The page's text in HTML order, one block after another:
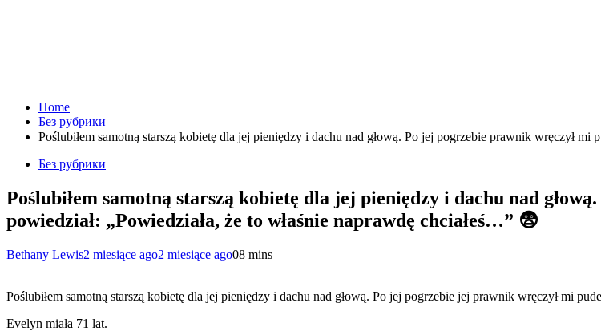
Home
Без рубрики
Poślubiłem samotną starszą kobietę dla jej pieniędzy i dachu nad głową. Po jej pogrzebie prawnik wręczył mi
Без рубрики
Poślubiłem samotną starszą kobietę dla jej pieniędzy i dachu nad
powiedział: „Powiedziała, że to właśnie naprawdę chciałeś…” 😨
Bethany Lewis2 miesiące ago2 miesiące ago08 mins
Poślubiłem samotną starszą kobietę dla jej pieniędzy i dachu nad głową. Po jej pogrzebie jej prawnik wręczył mi
Evelyn miała 71 lat.